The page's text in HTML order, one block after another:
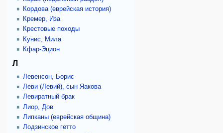
Кордова (еврейская история)
Кремер, Иза
Крестовые походы
Кунис, Мила
Кфар-Эцион
Л
Левенсон, Борис
Леви (Левий), сын Яакова
Левиратный брак
Лиор, Дов
Липканы (еврейская община)
Лодзинское гетто